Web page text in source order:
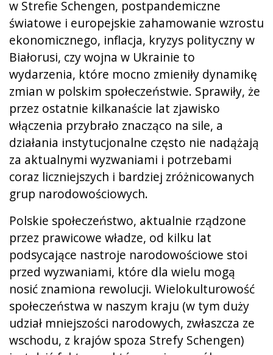
w Strefie Schengen, postpandemiczne
światowe i europejskie zahamowanie wzrostu
ekonomicznego, inflacja, kryzys polityczny w
Białorusi, czy wojna w Ukrainie to
wydarzenia, które mocno zmieniły dynamikę
zmian w polskim społeczeństwie. Sprawiły, że
przez ostatnie kilkanaście lat zjawisko
włączenia przybrało znacząco na sile, a
działania instytucjonalne często nie nadążają
za aktualnymi wyzwaniami i potrzebami
coraz liczniejszych i bardziej zróżnicowanych
grup narodowościowych.
Polskie społeczeństwo, aktualnie rządzone
przez prawicowe władze, od kilku lat
podsycające nastroje narodowościowe stoi
przed wyzwaniami, które dla wielu mogą
nosić znamiona rewolucji. Wielokulturowość
społeczeństwa w naszym kraju (w tym duży
udział mniejszości narodowych, zwłaszcza ze
wschodu, z krajów spoza Strefy Schengen)